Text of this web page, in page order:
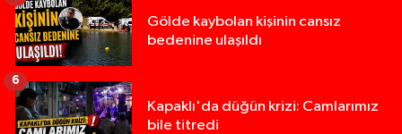
Gölde kaybolan kişinin cansız
bedenine ulaşıldı
Kapaklı'da düğün krizi: Camlarımız
bile titredi
6